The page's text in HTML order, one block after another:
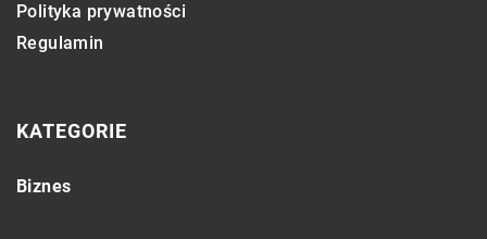
Polityka prywatności
Regulamin
KATEGORIE
Biznes